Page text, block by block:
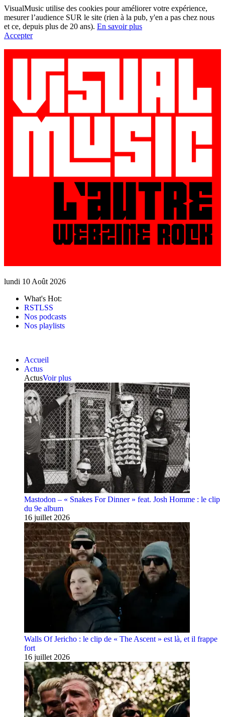
VisualMusic utilise des cookies pour améliorer votre expérience,
mesurer l’audience SUR le site (rien à la pub, y'en a pas chez nous
et ce, depuis plus de 20 ans). En savoir plus
Accepter
lundi 10 Août 2026
What's Hot:
RSTLSS
Nos podcasts
Nos playlists
Accueil
Actus
ActusVoir plus
Mastodon – « Snakes For Dinner » feat. Josh Homme : le clip
du 9e album
16 juillet 2026
Walls Of Jericho : le clip de « The Ascent » est là, et il frappe
fort
16 juillet 2026